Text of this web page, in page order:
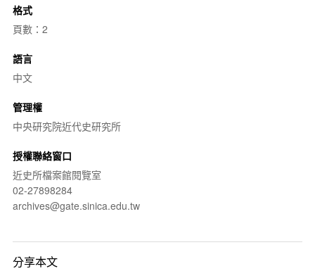
格式
頁數：2
語言
中文
管理權
中央研究院近代史研究所
授權聯絡窗口
近史所檔案館閱覽室
02-27898284
archives@gate.sinica.edu.tw
分享本文